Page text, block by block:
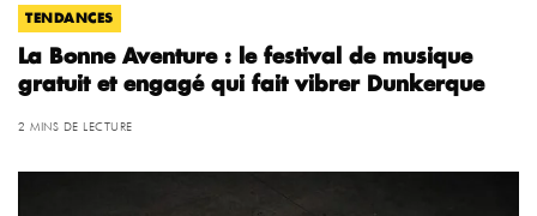
TENDANCES
La Bonne Aventure : le festival de musique
gratuit et engagé qui fait vibrer Dunkerque
2 MINS DE LECTURE